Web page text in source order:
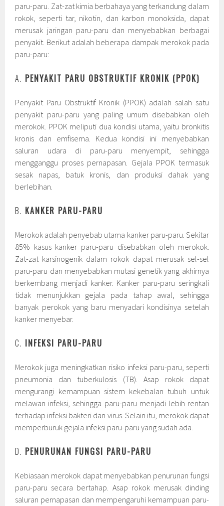
paru-paru. Zat-zat kimia berbahaya yang terkandung dalam
rokok, seperti tar, nikotin, dan karbon monoksida, dapat
merusak jaringan paru-paru dan menyebabkan berbagai
penyakit. Berikut adalah beberapa dampak merokok pada
paru-paru:
A. PENYAKIT PARU OBSTRUKTIF KRONIK (PPOK)
Penyakit Paru Obstruktif Kronik (PPOK) adalah salah satu
penyakit paru-paru yang paling umum disebabkan oleh
merokok. PPOK meliputi dua kondisi utama, yaitu bronkitis
kronis dan emfisema. Kedua kondisi ini menyebabkan
saluran udara di paru-paru menyempit, sehingga
mengganggu proses pernapasan. Gejala PPOK termasuk
sesak napas, batuk kronis, dan produksi dahak yang
berlebihan.
B. KANKER PARU-PARU
Merokok adalah penyebab utama kanker paru-paru. Sekitar
85% kasus kanker paru-paru disebabkan oleh merokok.
Zat-zat karsinogenik dalam rokok dapat merusak sel-sel
paru-paru dan menyebabkan mutasi genetik yang akhirnya
berkembang menjadi kanker. Kanker paru-paru seringkali
tidak menunjukkan gejala pada tahap awal, sehingga
banyak perokok yang baru menyadari kondisinya setelah
kanker menyebar.
C. INFEKSI PARU-PARU
Merokok juga meningkatkan risiko infeksi paru-paru, seperti
pneumonia dan tuberkulosis (TB). Asap rokok dapat
mengurangi kemampuan sistem kekebalan tubuh untuk
melawan infeksi, sehingga paru-paru menjadi lebih rentan
terhadap infeksi bakteri dan virus. Selain itu, merokok dapat
memperburuk gejala infeksi paru-paru yang sudah ada.
D. PENURUNAN FUNGSI PARU-PARU
Kebiasaan merokok dapat menyebabkan penurunan fungsi
paru-paru secara bertahap. Asap rokok merusak dinding
saluran pernapasan dan mempengaruhi kemampuan paru-